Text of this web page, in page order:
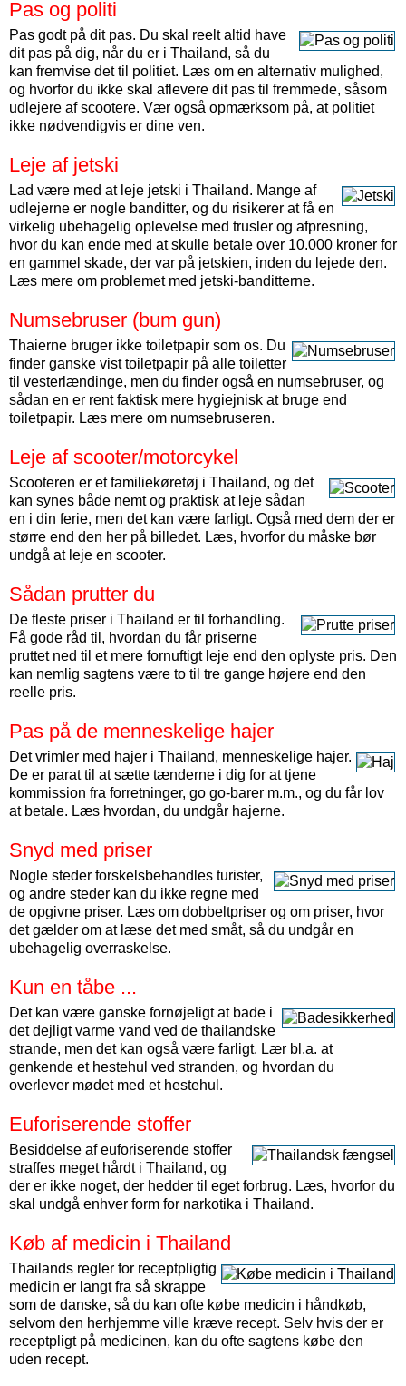
Pas og politi
Pas godt på dit pas. Du skal reelt altid have
dit pas på dig, når du er i Thailand, så du
kan fremvise det til politiet. Læs om en alternativ mulighed,
og hvorfor du ikke skal aflevere dit pas til fremmede, såsom
udlejere af scootere. Vær også opmærksom på, at politiet
ikke nødvendigvis er dine ven.
Leje af jetski
Lad være med at leje jetski i Thailand. Mange af
udlejerne er nogle banditter, og du risikerer at få en
virkelig ubehagelig oplevelse med trusler og afpresning,
hvor du kan ende med at skulle betale over 10.000 kroner for
en gammel skade, der var på jetskien, inden du lejede den.
Læs mere om problemet med jetski-banditterne.
Numsebruser (bum gun)
Thaierne bruger ikke toiletpapir som os. Du
finder ganske vist toiletpapir på alle toiletter
til vesterlændinge, men du finder også en numsebruser, og
sådan en er rent faktisk mere hygiejnisk at bruge end
toiletpapir. Læs mere om numsebruseren.
Leje af scooter/motorcykel
Scooteren er et familiekøretøj i Thailand, og det
kan synes både nemt og praktisk at leje sådan
en i din ferie, men det kan være farligt. Også med dem der er
større end den her på billedet. Læs, hvorfor du måske bør
undgå at leje en scooter.
Sådan prutter du
De fleste priser i Thailand er til forhandling.
Få gode råd til, hvordan du får priserne
pruttet ned til et mere fornuftigt leje end den oplyste pris. Den
kan nemlig sagtens være to til tre gange højere end den
reelle pris.
Pas på de menneskelige hajer
Det vrimler med hajer i Thailand, menneskelige hajer.
De er parat til at sætte tænderne i dig for at tjene
kommission fra forretninger, go go-barer m.m., og du får lov
at betale. Læs hvordan, du undgår hajerne.
Snyd med priser
Nogle steder forskelsbehandles turister,
og andre steder kan du ikke regne med
de opgivne priser. Læs om dobbeltpriser og om priser, hvor
det gælder om at læse det med småt, så du undgår en
ubehagelig overraskelse.
Kun en tåbe ...
Det kan være ganske fornøjeligt at bade i
det dejligt varme vand ved de thailandske
strande, men det kan også være farligt. Lær bl.a. at
genkende et hestehul ved stranden, og hvordan du
overlever mødet med et hestehul.
Euforiserende stoffer
Besiddelse af euforiserende stoffer
straffes meget hårdt i Thailand, og
der er ikke noget, der hedder til eget forbrug. Læs, hvorfor du
skal undgå enhver form for narkotika i Thailand.
Køb af medicin i Thailand
Thailands regler for receptpligtig
medicin er langt fra så skrappe
som de danske, så du kan ofte købe medicin i håndkøb,
selvom den herhjemme ville kræve recept. Selv hvis der er
receptpligt på medicinen, kan du ofte sagtens købe den
uden recept.